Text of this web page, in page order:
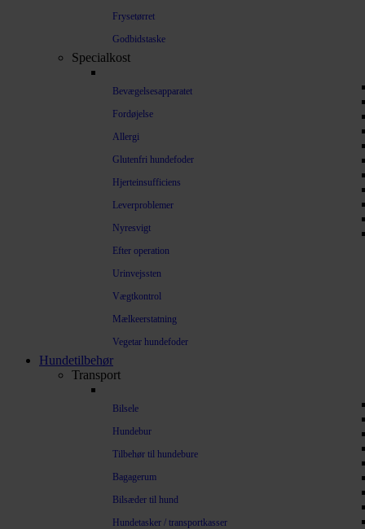
Frysetørret
Godbidstaske
Specialkost
Bevægelsesapparatet
Fordøjelse
Allergi
Glutenfri hundefoder
Hjerteinsufficiens
Leverproblemer
Nyresvigt
Efter operation
Urinvejssten
Vægtkontrol
Mælkeerstatning
Vegetar hundefoder
Hundetilbehør
Transport
Bilsele
Hundebur
Tilbehør til hundebure
Bagagerum
Bilsæder til hund
Hundetasker / transportkasser